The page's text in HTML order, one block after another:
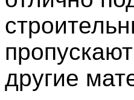
другие